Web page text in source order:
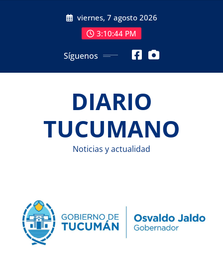
viernes, 7 agosto 2026
3:10:45 PM
Síguenos
DIARIO
TUCUMANO
Noticias y actualidad